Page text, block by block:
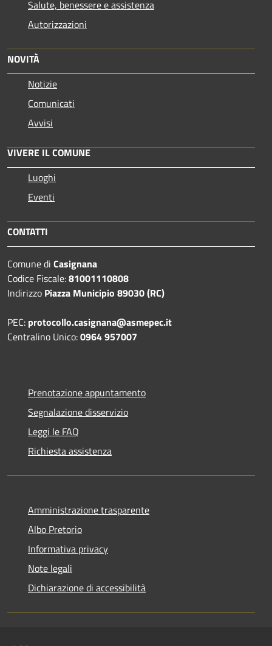
Salute, benessere e assistenza
Autorizzazioni
NOVITÀ
Notizie
Comunicati
Avvisi
VIVERE IL COMUNE
Luoghi
Eventi
CONTATTI
Comune di Casignana
Codice Fiscale:81001110808
Indirizzo Piazza Municipio 89030 (RC)
PEC: protocollo.casignana@asmepec.it
Centralino Unico:0964 957007
Prenotazione appuntamento
Segnalazione disservizio
Leggi le FAQ
Richiesta assistenza
Amministrazione trasparente
Albo Pretorio
Informativa privacy
Note legali
Dichiarazione di accessibilità